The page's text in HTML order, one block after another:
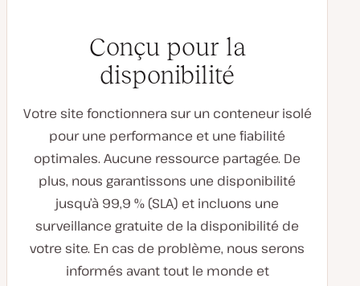
Conçu pour la
disponibilité
Votre site fonctionnera sur un conteneur isolé
pour une performance et une fiabilité
optimales. Aucune ressource partagée. De
plus, nous garantissons une disponibilité
jusqu’à 99,9 % (SLA) et incluons une
surveillance gratuite de la disponibilité de
votre site. En cas de problème, nous serons
informés avant tout le monde et